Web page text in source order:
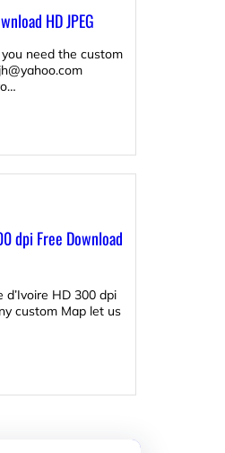
HD JPEG
need the custom
dpi Free Download
HD 300 dpi
custom Map let us